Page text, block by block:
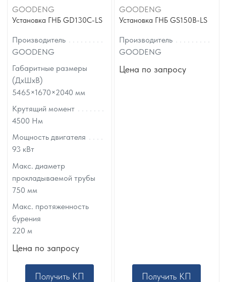
GOODENG
Установка ГНБ GD130C-LS
Производитель
GOODENG
Габаритные размеры
(ДхШхВ)
5465×1670×2040 мм
Крутящий момент
4500 Нм
Мощность двигателя
93 кВт
Макс. диаметр
прокладываемой трубы
750 мм
Макс. протяженность
бурения
220 м
Цена по запросу
Получить КП
GOODENG
Установка ГНБ GS150B-LS
Производитель
GOODENG
Цена по запросу
Получить КП